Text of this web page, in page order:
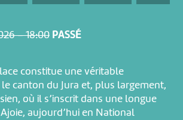
– 18:00 PASSÉ
constitue une véritable
canton du Jura et, plus largement,
où il s’inscrit dans une longue
aujourd’hui en National